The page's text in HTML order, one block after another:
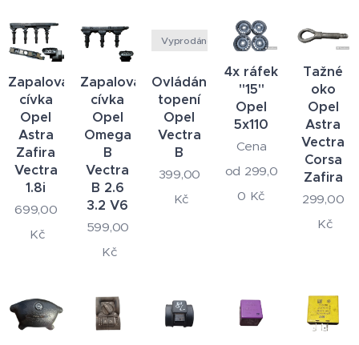
Zapalovací
cívka
Opel
Astra
Zafira
Vectra
1.8i
699,00
Kč
Zapalovací
cívka
Opel
Omega
B
Vectra
B 2.6
3.2 V6
599,00
Kč
Ovládání
topení
Opel
Vectra
B
Vyprodáno
399,00
Kč
4x ráfek
"15"
Opel
5x110
Cena
od 299,0
0 Kč
Tažné
oko
Opel
Astra
Vectra
Corsa
Zafira
299,00
Kč